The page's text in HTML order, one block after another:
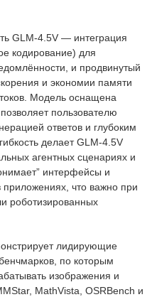
GLM-4.5V — интеграция
кодирование) для
и продвинутый
и экономии памяти
Модель оснащена
пользователю
ответов и глубоким
делает GLM-4.5V
агентных сценариях и
интерфейсы и
приложениях, что важно при
роботизированных
лидирующие
по которым
изображения и
MathVista, OSRBench и